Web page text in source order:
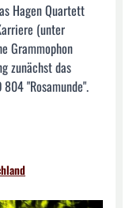
Hagen Quartett
(unter
Grammophon
zunächst das
"Rosamunde".